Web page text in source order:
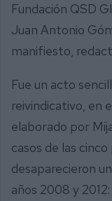
Fundación QSD
Juan Antonio
manifiesto,
Fue un acto
reivindicativo, en
elaborado por
casos de las
desaparecieron
años 2008 y